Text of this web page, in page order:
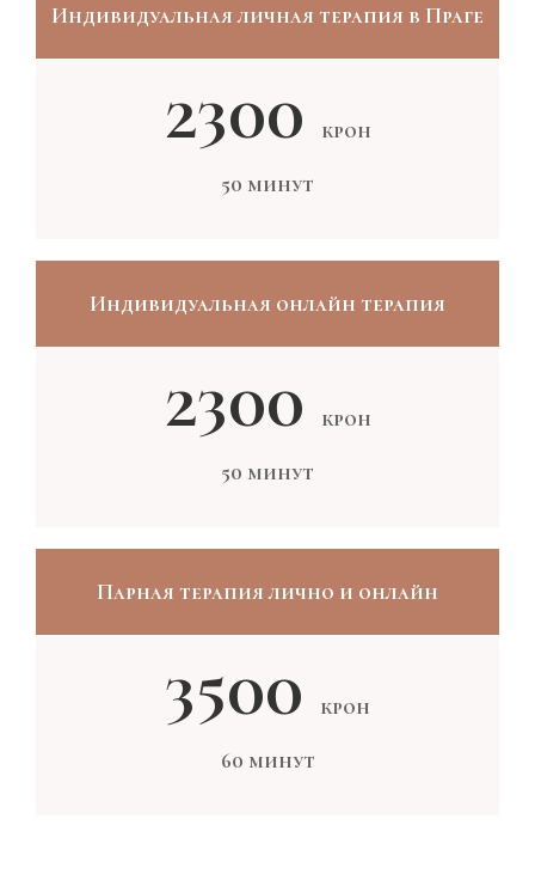
Индивидуальная личная терапия в Праге
2300 крон
50 минут
Индивидуальная онлайн терапия
2300 крон
50 минут
Парная терапия лично и онлайн
3500 крон
60 минут